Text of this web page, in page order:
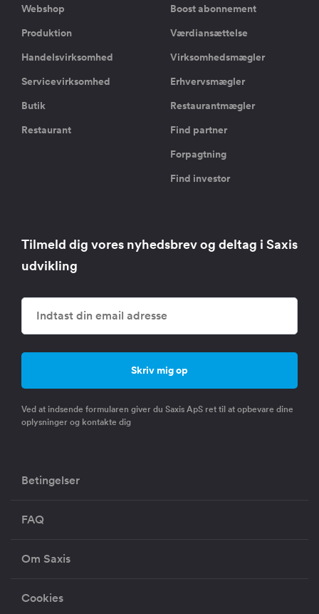
Webshop
Produktion
Handelsvirksomhed
Servicevirksomhed
Butik
Restaurant
Boost abonnement
Værdiansættelse
Virksomhedsmægler
Erhvervsmægler
Restaurantmægler
Find partner
Forpagtning
Find investor
Tilmeld dig vores nyhedsbrev og deltag i Saxis
udvikling
Ved at indsende formularen giver du Saxis ApS ret til at opbevare dine
oplysninger og kontakte dig
Betingelser
FAQ
Om Saxis
Cookies